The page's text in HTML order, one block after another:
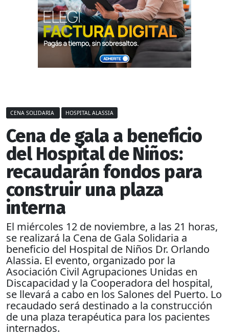
CENA SOLIDARIA HOSPITAL ALASSIA
Cena de gala a beneficio
del Hospital de Niños:
recaudarán fondos para
construir una plaza
interna
El miércoles 12 de noviembre, a las 21 horas,
se realizará la Cena de Gala Solidaria a
beneficio del Hospital de Niños Dr. Orlando
Alassia. El evento, organizado por la
Asociación Civil Agrupaciones Unidas en
Discapacidad y la Cooperadora del hospital,
se llevará a cabo en los Salones del Puerto. Lo
recaudado será destinado a la construcción
de una plaza terapéutica para los pacientes
internados.